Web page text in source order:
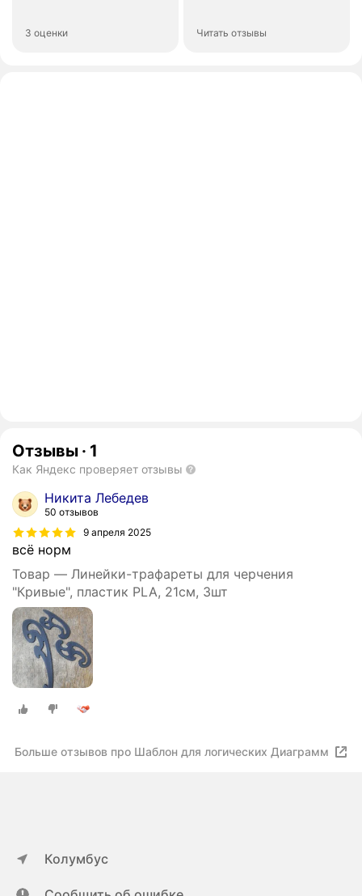
3 оценки Читать отзывы
Отзывы · 1
Как Яндекс проверяет отзывы
Никита Лебедев
50 отзывов
9 апреля 2025
всё норм
Товар — Линейки-трафареты для черчения
"Кривые", пластик PLA, 21см, 3шт
Больше отзывов про Шаблон для логических Диаграмм
Колумбус